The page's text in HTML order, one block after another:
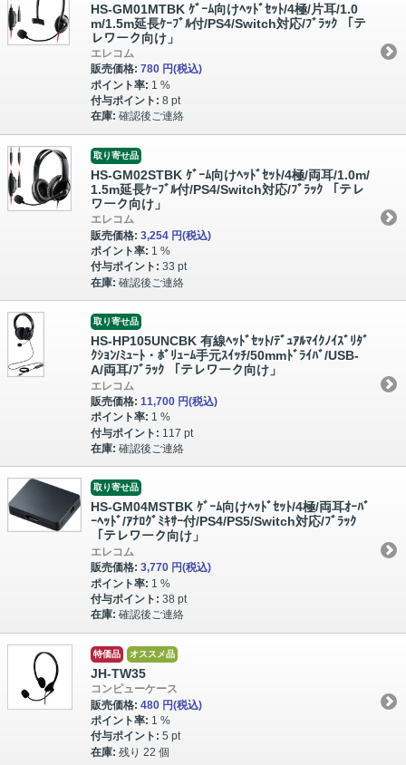
HS-GM01MTBK ｹﾞｰﾑ向けﾍｯﾄﾞｾｯﾄ/4極/片耳/1.0
m/1.5m延長ｹｰﾌﾞﾙ付/PS4/Switch対応/ﾌﾞﾗｯｸ 「テ
レワーク向け」
エレコム
販売価格: 780 円(税込)
ポイント率: 1 %
付与ポイント: 8 pt
在庫: 確認後ご連絡
取り寄せ品
HS-GM02STBK ｹﾞｰﾑ向けﾍｯﾄﾞｾｯﾄ/4極/両耳/1.0m/
1.5m延長ｹｰﾌﾞﾙ付/PS4/Switch対応/ﾌﾞﾗｯｸ 「テレ
ワーク向け」
エレコム
販売価格: 3,254 円(税込)
ポイント率: 1 %
付与ポイント: 33 pt
在庫: 確認後ご連絡
取り寄せ品
HS-HP105UNCBK 有線ﾍｯﾄﾞｾｯﾄ/ﾃﾞｭｱﾙﾏｲｸﾉｲｽﾞﾘﾀﾞ
ｸｼｮﾝ/ﾐｭｰﾄ・ﾎﾞﾘｭｰﾑ手元ｽｲｯﾁ/50mmﾄﾞﾗｲﾊﾞ/USB-
A/両耳/ﾌﾞﾗｯｸ 「テレワーク向け」
エレコム
販売価格: 11,700 円(税込)
ポイント率: 1 %
付与ポイント: 117 pt
在庫: 確認後ご連絡
取り寄せ品
HS-GM04MSTBK ｹﾞｰﾑ向けﾍｯﾄﾞｾｯﾄ/4極/両耳ｵｰﾊﾞ
ｰﾍｯﾄﾞ/ｱﾅﾛｸﾞﾐｷｻｰ付/PS4/PS5/Switch対応/ﾌﾞﾗｯｸ
「テレワーク向け」
エレコム
販売価格: 3,770 円(税込)
ポイント率: 1 %
付与ポイント: 38 pt
在庫: 確認後ご連絡
特価品 オススメ品
JH-TW35
コンピューケース
販売価格: 480 円(税込)
ポイント率: 1 %
付与ポイント: 5 pt
在庫: 残り 22 個